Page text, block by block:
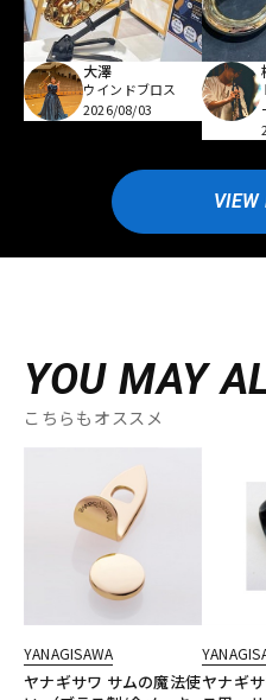
大澤
ウインドブロス
2026/08/03
VIEW
YOU MAY
こちらもオススメ
YANAGISAWA
ヤナギサワ サムの魔法使ヤナギ